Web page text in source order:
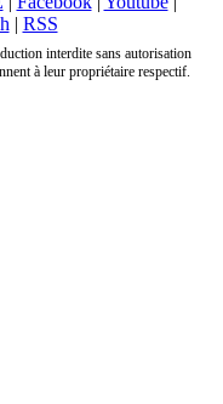
| RSS
interdite sans autorisation
à leur propriétaire respectif.